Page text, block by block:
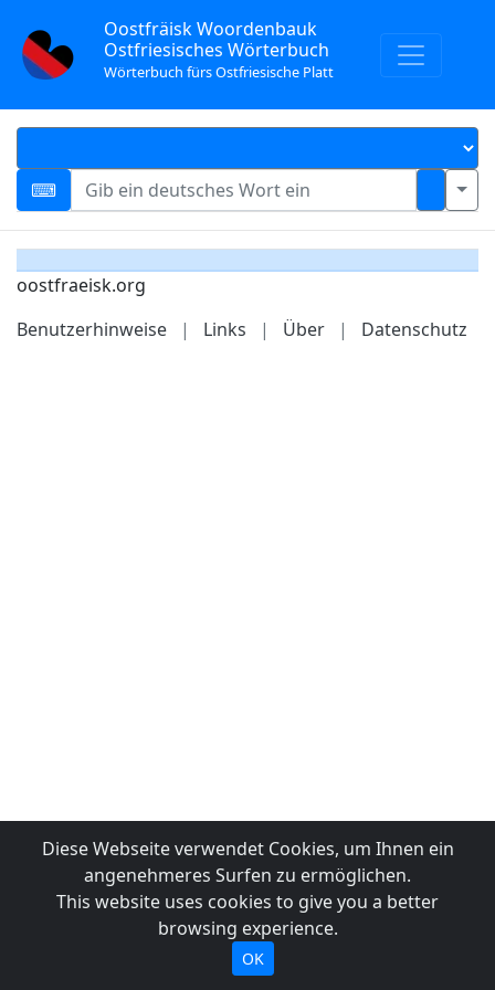
Oostfräisk Woordenbauk
Ostfriesisches Wörterbuch
Wörterbuch fürs Ostfriesische Platt
oostfraeisk.org
Benutzerhinweise
| Links | Über | Datenschutz
Diese Webseite verwendet Cookies, um Ihnen ein
angenehmeres Surfen zu ermöglichen.
This website uses cookies to give you a better
browsing experience.
OK